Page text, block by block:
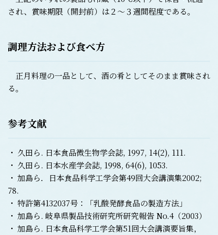
され、賞味期限（開封前）は２～３週間程度である。
調理方法および食べ方
正月料理の一品として、酒の肴としてそのまま賞味され
る。
参考文献
・ 久田ら. 日本食品微生物学会誌, 1997, 14(2), 111.
・ 久田ら. 日本水産学会誌, 1998, 64(6), 1053.
・ 加島ら．日本食品科学工学会第49回大会講演集2002;
78.
・ 特許第4132037号：「乳酸発酵食品の製造方法」
・ 加島ら. 岐阜県製品技術研究所研究報告 No.4（2003）
・ 加島ら. 日本食品科学工学会第51回大会講演要旨集，